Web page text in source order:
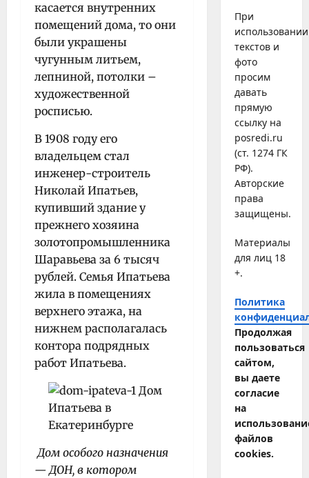
касается внутренних
помещений дома, то они
были украшены
чугунным литьем,
лепниной, потолки –
художественной
росписью.
В 1908 году его
владельцем стал
инженер-строитель
Николай Ипатьев,
купивший здание у
прежнего хозяина
золотопромышленника
Шаравьева за 6 тысяч
рублей. Семья Ипатьева
жила в помещениях
верхнего этажа, на
нижнем располагалась
контора подрядных
работ Ипатьева.
Дом особого назначения
— ДОН, в котором
При
использовании
текстов и
фото
просим
давать
прямую
ссылку на
posredi.ru
(ст. 1274 ГК
РФ).
Авторские
права
защищены.
Материалы
для лиц 18
+.
Политика
Продолжая
пользоваться
сайтом,
вы даете
согласие
на
файлов
cookies.